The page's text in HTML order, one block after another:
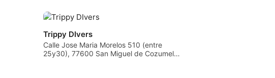
Trippy DIvers
Calle Jose Maria Morelos 510 (entre
25y30), 77600 San Miguel de Cozumel,